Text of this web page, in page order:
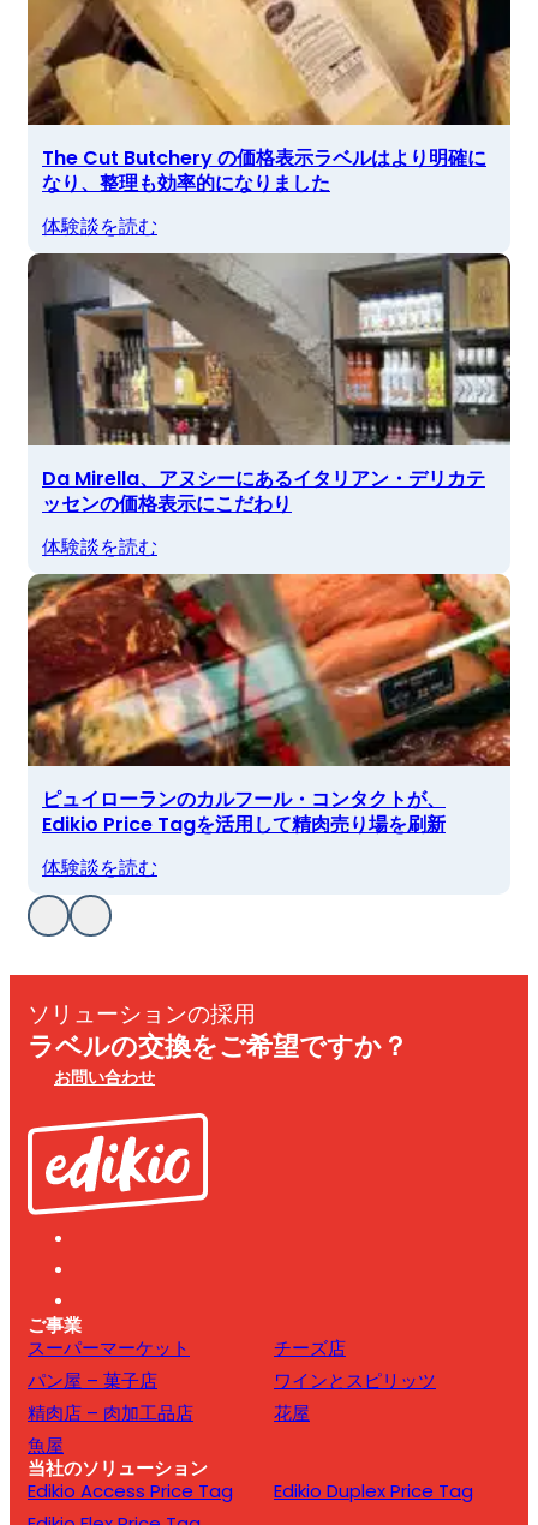
The Cut Butchery の価格表示ラベルはより明確に
なり、整理も効率的になりました
体験談を読む
Da Mirella、アヌシーにあるイタリアン・デリカテ
ッセンの価格表示にこだわり
体験談を読む
ピュイローランのカルフール・コンタクトが、
Edikio Price Tagを活用して精肉売り場を刷新
体験談を読む
ソリューションの採用
ラベルの交換をご希望ですか？
お問い合わせ
ご事業
スーパーマーケット
チーズ店
パン屋 – 菓子店
ワインとスピリッツ
精肉店 – 肉加工品店
花屋
魚屋
当社のソリューション
Edikio Access Price Tag
Edikio Duplex Price Tag